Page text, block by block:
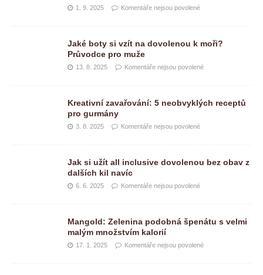
1. 9. 2025 Komentáře nejsou povolené
Jaké boty si vzít na dovolenou k moři?
Průvodce pro muže
13. 8. 2025 Komentáře nejsou povolené
Kreativní zavařování: 5 neobvyklých receptů
pro gurmány
3. 8. 2025 Komentáře nejsou povolené
Jak si užít all inclusive dovolenou bez obav z
dalších kil navíc
6. 6. 2025 Komentáře nejsou povolené
Mangold: Zelenina podobná špenátu s velmi
malým množstvím kalorií
17. 1. 2025 Komentáře nejsou povolené